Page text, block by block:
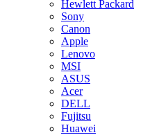
Hewlett Packard
Sony
Canon
Apple
Lenovo
MSI
ASUS
Acer
DELL
Fujitsu
Huawei